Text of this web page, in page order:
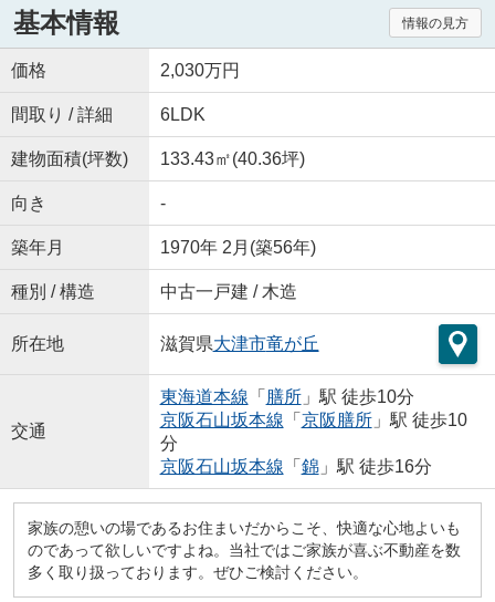
基本情報 情報の見方
価格 2,030万円
間取り / 詳細 6LDK
建物面積(坪数) 133.43㎡(40.36坪)
向き -
築年月 1970年 2月(築56年)
種別 / 構造 中古一戸建 / 木造
所在地 滋賀県大津市竜が丘
交通
東海道本線 「 膳所」駅 徒歩10分
京阪石山坂本線 「 京阪膳所」駅 徒歩10
分
京阪石山坂本線 「 錦」駅 徒歩16分
家族の憩いの場であるお住まいだからこそ、快適な心地よいも
のであって欲しいですよね。当社ではご家族が喜ぶ不動産を数
多く取り扱っております。ぜひご検討ください。